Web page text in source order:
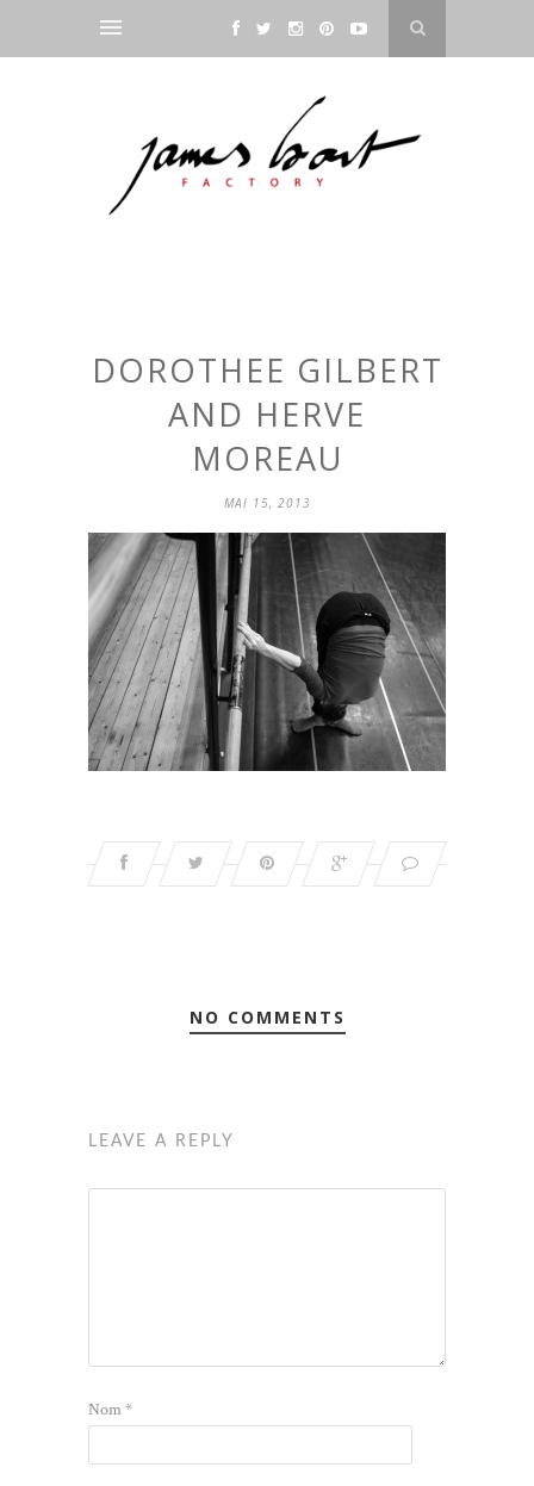
DOROTHEE GILBERT
AND HERVE
MOREAU
MAI 15, 2013
NO COMMENTS
LEAVE A REPLY
Nom*